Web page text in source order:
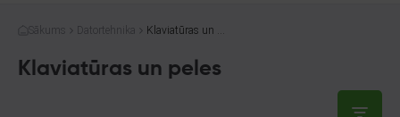
Sākums Datortehnika
Klaviatūras un p
Klaviatūras un peles